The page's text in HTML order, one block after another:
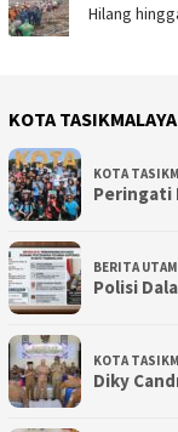
Hilang
KOTA TASIKMALAYA
KOTA
Peringati
BERITA
Polisi
KOTA
Diky